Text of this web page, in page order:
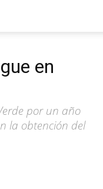
en
por un año
la obtención del